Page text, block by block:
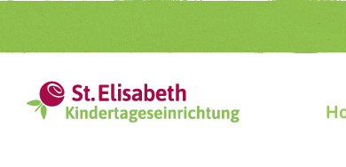
springen